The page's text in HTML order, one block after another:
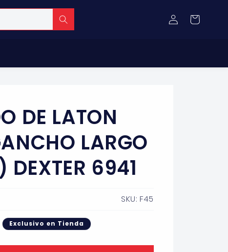
Iniciar
sesión
Carrito
DE LATON
LARGO
DEXTER 6941
SKU: F45
Exclusivo en Tienda